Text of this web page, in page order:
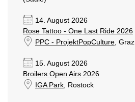
14. August 2026
Rose Tattoo - One Last Ride 2026
PPC - ProjektPopCulture, Graz
15. August 2026
Broilers Open Airs 2026
IGA Park, Rostock